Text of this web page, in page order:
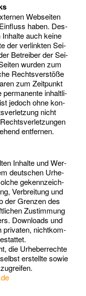
Web­sei­ten
haben. Des­
auch kei­ne
der ver­link­ten Sei­
Betrei­ber der Sei­
wur­den zum
Rechts­ver­stö­ße
zum Zeit­punkt
per­ma­nen­te inhalt­li­
jedoch ohne kon­
nicht
entfernen.
Inhal­te und Wer­
deut­schen Urhe­
gekenn­zeich­
Ver­brei­tung und
der Gren­zen des
Zustim­mung
Down­loads und
pri­va­ten, nicht­kom­
die Urhe­ber­rech­te
erstell­te sowie